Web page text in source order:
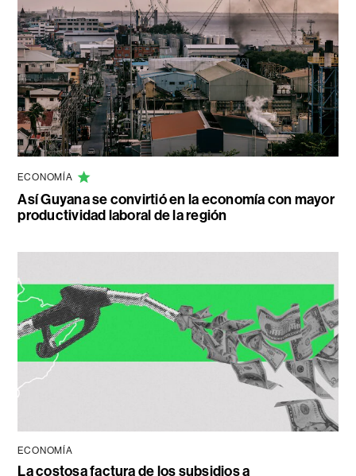
ECONOMÍA
Así Guyana se convirtió en la economía con mayor
productividad laboral de la región
ECONOMÍA
La costosa factura de los subsidios a